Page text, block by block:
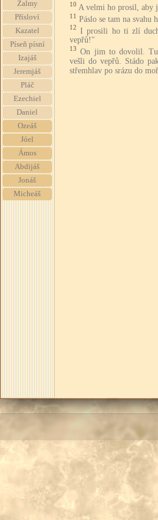
Žalmy
Přísloví
Kazatel
Píseň písní
Izajáš
Jeremjáš
Pláč
Ezechiel
Daniel
Ozeáš
Jóel
Ámos
Abdijáš
Jonáš
Micheáš
10 A velmi ho prosil, aby
11 Páslo se tam na svahu
12 I prosili ho ti zlí
vepřů!"
13
On jim to dovolil. Tu
vešli do vepřů. Stádo
střemhlav po srázu do